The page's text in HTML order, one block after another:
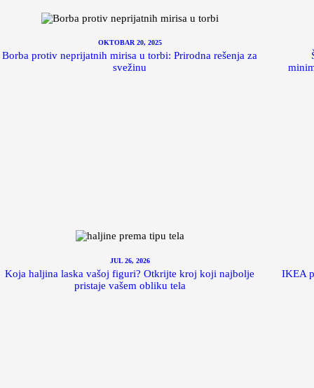
OKTOBAR 20, 2025
Borba protiv neprijatnih mirisa u torbi: Prirodna rešenja za
svežinu
JUL 26, 2026
Koja haljina laska vašoj figuri? Otkrijte kroj koji najbolje
pristaje vašem obliku tela
IKEA